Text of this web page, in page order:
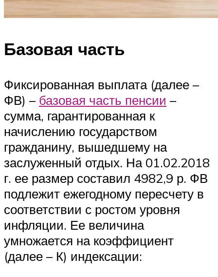
Базовая часть
Фиксированная выплата (далее –
ФВ) – базовая часть пенсии –
сумма, гарантированная к
начислению государством
гражданину, вышедшему на
заслуженный отдых. На 01.02.2018
г. ее размер составил 4982,9 р. ФВ
подлежит ежегодному пересчету в
соответствии с ростом уровня
инфляции. Ее величина
умножается на коэффициент
(далее – К) индексации: